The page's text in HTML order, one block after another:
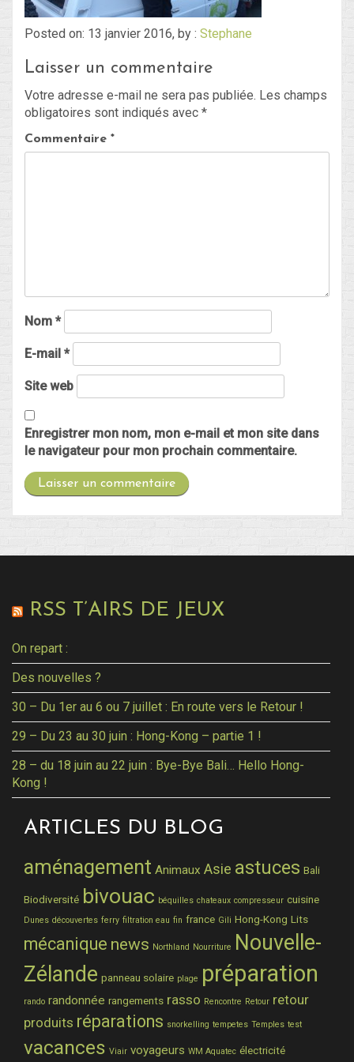
Posted on: 13 janvier 2016, by : Stephane
Laisser un commentaire
Votre adresse e-mail ne sera pas publiée. Les champs
obligatoires sont indiqués avec *
Commentaire *
Nom *
E-mail *
Site web
Enregistrer mon nom, mon e-mail et mon site dans
le navigateur pour mon prochain commentaire.
RSS T’AIRS DE JEUX
On repart :
Des nouvelles ?
30 – Du 1er au 6 ou 7 juillet : En route vers le Retour !
29 – Du 23 au 30 juin : Hong-Kong – partie 1 !
28 – du 18 juin au 22 juin : Bye-Bye Bali… Hello Hong-
Kong !
ARTICLES DU BLOG
aménagement Animaux Asie astuces Bali
Biodiversité bivouac béquilles chateaux compresseur cuisine
Dunes découvertes ferry filtration eau fin france Gili Hong-Kong Lits
mécanique news Northland Nourriture Nouvelle-
Zélande panneau solaire plage préparation
rando randonnée rangements rasso Rencontre Retour retour
produits réparations snorkelling tempetes Temples test
vacances Viair voyageurs WM Aquatec électricité